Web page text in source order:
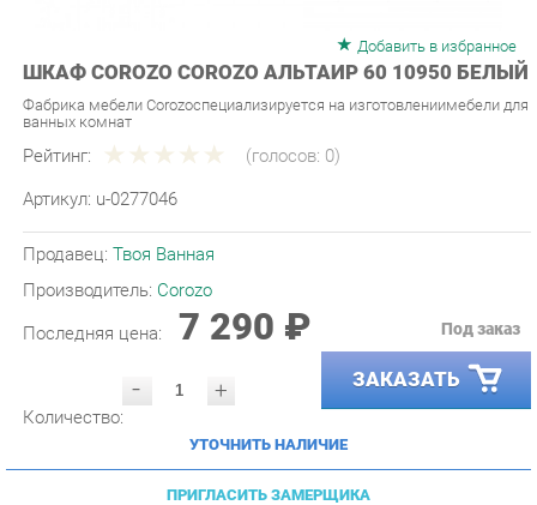
ШКАФ COROZO COROZO АЛЬТАИР 60 10950 БЕЛЫЙ
Фабрика мебели Corozoспециализируется на изготовлениимебели для
Рейтинг: (голосов:
Артикул: u-0277046
Продавец:
Производитель: Corozo
Последняя цена: 7 290 ₽
- + ЗАКАЗАТЬ
УТОЧНИТЬ НАЛИЧИЕ
ПРИГЛАСИТЬ ЗАМЕРЩИКА
ГАРАНТИЯ ЛУЧШЕЙ ЦЕНЫ